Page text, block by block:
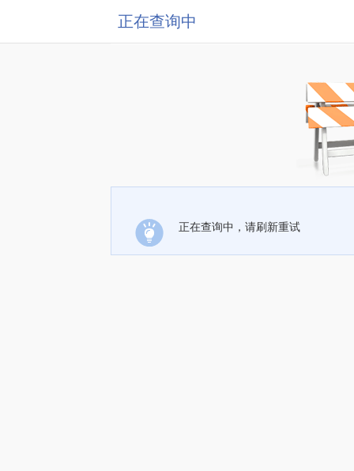
正在查询中
正在查询中，请刷新重试